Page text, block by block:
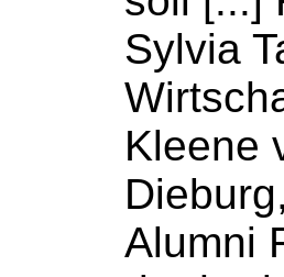
Sylvia
Kleene
Alumni